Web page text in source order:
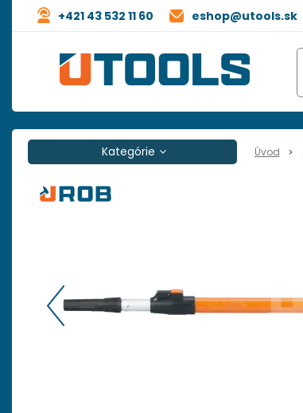
eshop@utools.sk
+421 43 532 11 60
Úvod
Kategórie